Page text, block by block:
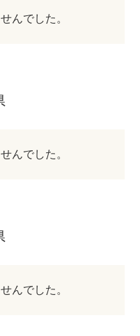
んでした。
んでした。
んでした。